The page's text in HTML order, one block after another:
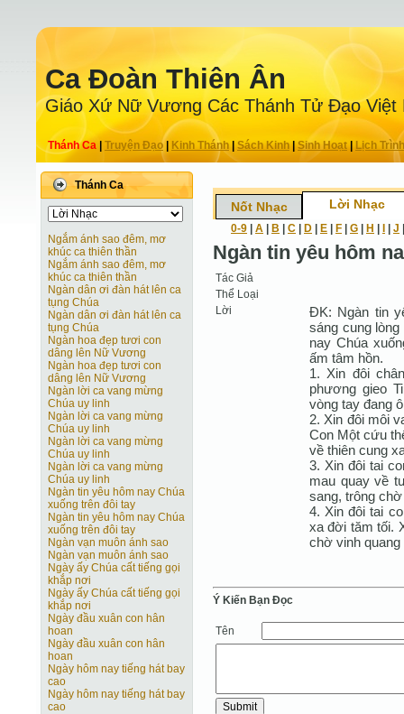
Ca Ðoàn Thiên Ân
Giáo Xứ Nữ Vương Các Thánh Tử Ðạo Việt
Thánh Ca Truyện Ðạo| Kinh Thánh Sách Kinh|Sinh Hoạt| Lịch Trình
Thánh Ca
Ngắm ánh sao đêm, mơ
khúc ca thiên thần
Ngắm ánh sao đêm, mơ
khúc ca thiên thần
Ngàn dân ơi đàn hát lên ca
tụng Chúa
Ngàn dân ơi đàn hát lên ca
tụng Chúa
Ngàn hoa đẹp tươi con
dâng lên Nữ Vương
Ngàn hoa đẹp tươi con
dâng lên Nữ Vương
Ngàn lời ca vang mừng
Chúa uy linh
Ngàn lời ca vang mừng
Chúa uy linh
Ngàn lời ca vang mừng
Chúa uy linh
Ngàn lời ca vang mừng
Chúa uy linh
Ngàn tin yêu hôm nay Chúa
xuống trên đôi tay
Ngàn tin yêu hôm nay Chúa
xuống trên đôi tay
Ngàn vạn muôn ánh sao
Ngàn vạn muôn ánh sao
Ngày ấy Chúa cất tiếng gọi
khắp nơi
Ngày ấy Chúa cất tiếng gọi
khắp nơi
Ngày đầu xuân con hân
hoan
Ngày đầu xuân con hân
hoan
Ngày hôm nay tiếng hát bay
cao
Ngày hôm nay tiếng hát bay
cao
Nốt Nhạc Lời Nhạc
0-9 A B C D E F G H J
Ngàn tin yêu hôm
Tác Giả
Thể Loại
Lời
ÐK: Ngàn tin
sáng cung
nay Chúa
ấm tâm hồn.
1. Xin đôi
phương gieo
vòng tay đang
2. Xin đôi môi
Con Một cứu
về thiên cung
3. Xin đôi tai
mau quay về
sang, trông
4. Xin đôi tai
xa đời tăm tối.
chờ vinh
Ý Kiến Bạn Ðọc
Tên